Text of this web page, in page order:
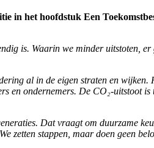
in het hoofdstuk Een
is. Waarin we minder uitstoten,
al in de eigen straten en
en ondernemers. De CO₂-uitstoot
Dat vraagt om duurzame
zetten stappen, maar doen geen